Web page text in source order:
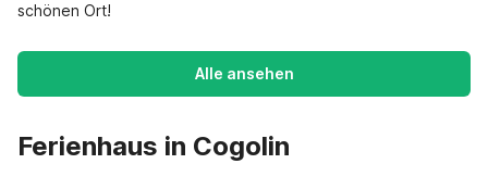
schönen Ort!
Alle ansehen
Ferienhaus in Cogolin